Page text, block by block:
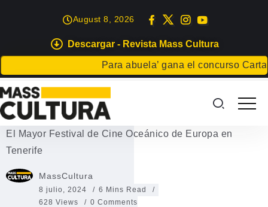
Descargar - Revista Mass Cultura
Para abuela’ gana el concurso Carta para
August 8, 2026
TENERIFE
El Mayor Festival de Cine
Oceánico de Europa en Tenerife
El Mayor Festival de Cine Oceánico de Europa en
Tenerife
MassCultura
8 julio, 2024
6 Mins Read
628 Views
0 Comments